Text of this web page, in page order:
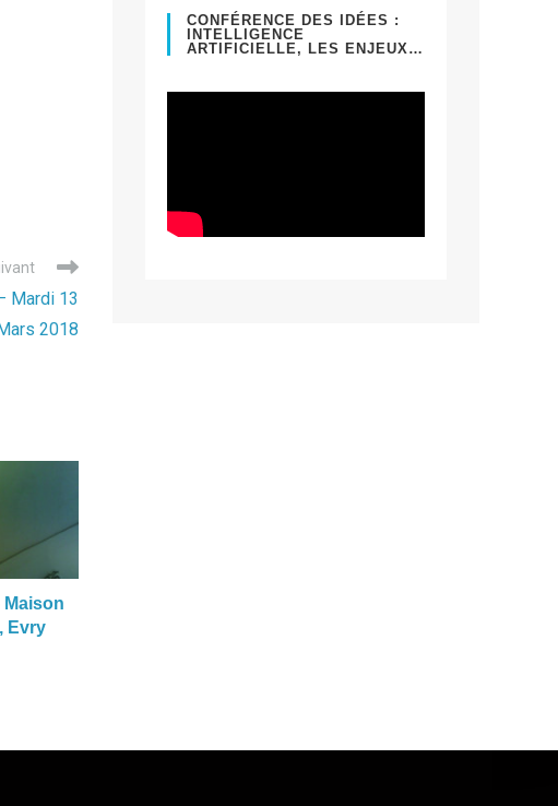
Mardi 13
2018
Maison
Evry
CONFÉRENCE DES IDÉES :
INTELLIGENCE
ARTIFICIELLE, LES ENJEUX…